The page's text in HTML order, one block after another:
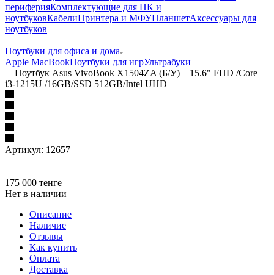
периферияКомплектующие для ПК и
ноутбуковКабелиПринтера и МФУПланшетАксессуары для
ноутбуков
—
Ноутбуки для офиса и дома
Apple MacBookНоутбуки для игрУльтрабуки
—Ноутбук Asus VivoBook X1504ZA (Б/У) – 15.6" FHD /Core
i3-1215U /16GB/SSD 512GB/Intel UHD
Артикул: 12657
175 000 тенге
Нет в наличии
Описание
Наличие
Отзывы
Как купить
Оплата
Доставка